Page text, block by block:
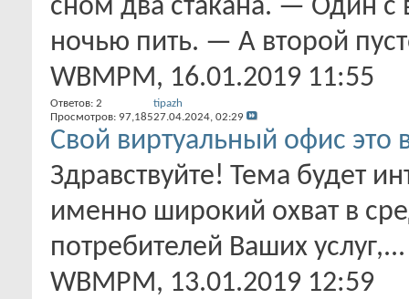
сном два стакана. — Один с
ночью пить. — А второй
WBMPM‎, 16.01.2019 11:55
Ответов: 2
Просмотров: 97,185
tipazh
27.04.2024, 02:29
Свой виртуальный офис это
Здравствуйте! Тема будет
именно широкий охват в
потребителей Ваших услуг,...
WBMPM‎, 13.01.2019 12:59